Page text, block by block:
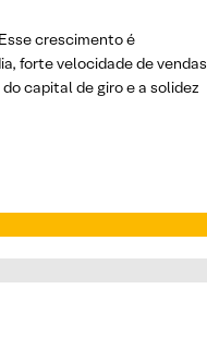
crescimento é
forte velocidade de vendas
capital de giro e a solidez